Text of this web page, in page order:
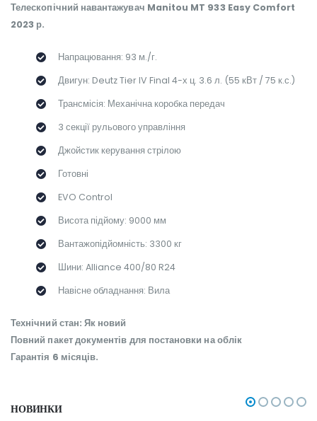
Телескопічний навантажувач Manitou MT 933 Easy Comfort
2023 р.
Напрацювання: 93 м./г.
Двигун: Deutz Tier IV Final 4-х ц. 3.6 л. (55 кВт / 75 к.с.)
Трансмісія: Механічна коробка передач
3 секції рульового управління
Джойстик керування стрілою
Готовні
EVO Control
Висота підйому: 9000 мм
Вантажопідйомність: 3300 кг
Шини: Alliance 400/80 R24
Навісне обладнання: Вила
Технічний стан: Як новий
Повний пакет документів для постановки на облік
Гарантія 6 місяців.
НОВИНКИ